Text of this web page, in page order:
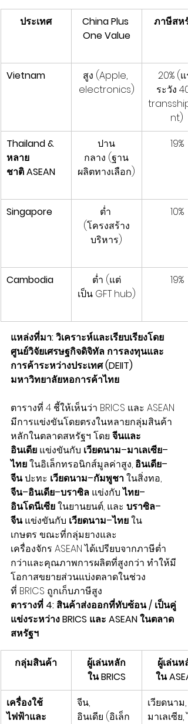
ประเทศ
China Plus
One Value
ภาษีสหรั
Vietnam
สูง (Apple,
electronics)
20% (แร
ระวัง
nt)
Thailand &
หลาย
ชาติ ASEAN
ปาน
กลาง (ฐาน
ผลิตทางเลือก)
19%
Singapore
ต่ำ
(โครงสร้าง
บริหาร)
10%
Cambodia
ต่ำ (แต่
เป็น GFT hub)
19%
แหล่งที่มา: วิเคราะห์และเรียบเรียงโดย
ศูนย์วิจัยเศรษฐกิจดิจิทัล การลงทุนและ
การค้าระหว่างประเทศ (DEIIT)
มหาวิทยาลัยหอการค้าไทย
ตารางที่ 4 ชี้ให้เห็นว่า BRICS และ ASEAN
มีการแข่งขันโดยตรงในหลายกลุ่มสินค้า
หลักในตลาดสหรัฐฯ โดย จีนและ
อินเดีย แข่งขันกับ เวียดนาม–มาเลเซีย–
ไทย ในอิเล็กทรอนิกส์มูลค่าสูง, อินเดีย–
จีน ปะทะ เวียดนาม–กัมพูชา ในสิ่งทอ,
จีน–อินเดีย–บราซิล แข่งกับ ไทย–
อินโดนีเซีย ในยานยนต์, และ บราซิล–
จีน แข่งขันกับ เวียดนาม–ไทย ใน
เกษตร ขณะที่กลุ่มยางและ
เครื่องจักร ASEAN ได้เปรียบจากภาษีต่ำ
กว่าและคุณภาพการผลิตที่สูงกว่า ทำให้มี
โอกาสขยายส่วนแบ่งตลาดในช่วง
ที่ BRICS ถูกเก็บภาษีสูง
ตารางที่ 4: สินค้าส่งออกที่ทับซ้อน / เป็นคู่
แข่งระหว่าง BRICS และ ASEAN ในตลาด
สหรัฐฯ
กลุ่มสินค้า
ผู้เล่นหลัก
ใน BRICS
ผู้เล่นหลั
ใน
เครื่องใช้
ไฟฟ้าและ
จีน,
อินเดีย (อิเล็ก
เวียดนาม,
มาเลเซีย,